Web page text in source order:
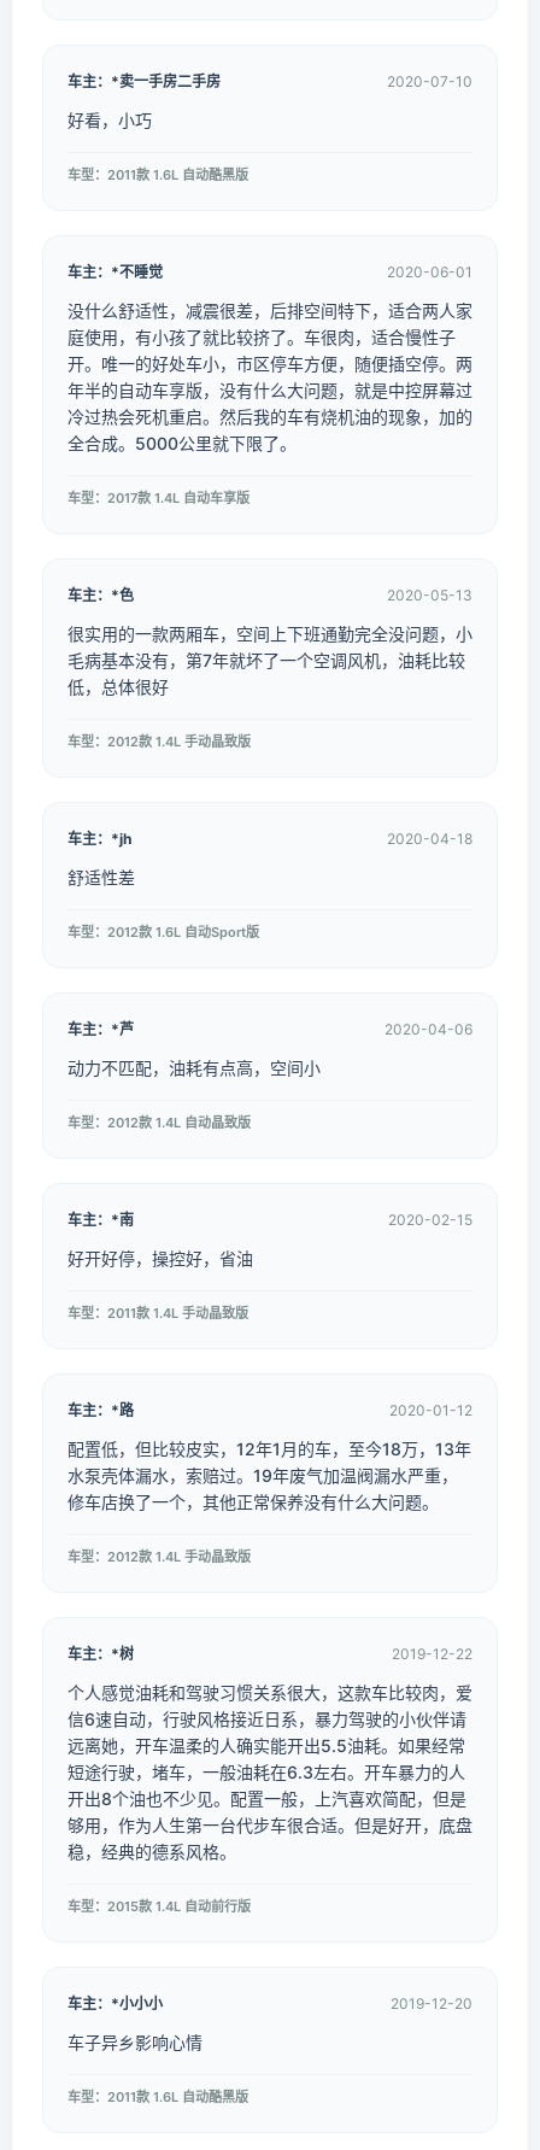
车主：*卖一手房二手房 2020-07-10
好看，小巧
车型：2011款 1.6L 自动酷黑版
车主：*不睡觉 2020-06-01
没什么舒适性，减震很差，后排空间特下，适合两人家
庭使用，有小孩了就比较挤了。车很肉，适合慢性子
开。唯一的好处车小，市区停车方便，随便插空停。两
年半的自动车享版，没有什么大问题，就是中控屏幕过
冷过热会死机重启。然后我的车有烧机油的现象，加的
全合成。5000公里就下限了。
车型：2017款 1.4L 自动车享版
车主：*色 2020-05-13
很实用的一款两厢车，空间上下班通勤完全没问题，小
毛病基本没有，第7年就坏了一个空调风机，油耗比较
低，总体很好
车型：2012款 1.4L 手动晶致版
车主：*jh 2020-04-18
舒适性差
车型：2012款 1.6L 自动Sport版
车主：*芦 2020-04-06
动力不匹配，油耗有点高，空间小
车型：2012款 1.4L 自动晶致版
车主：*南 2020-02-15
好开好停，操控好，省油
车型：2011款 1.4L 手动晶致版
车主：*路 2020-01-12
配置低，但比较皮实，12年1月的车，至今18万，13年
水泵壳体漏水，索赔过。19年废气加温阀漏水严重，
修车店换了一个，其他正常保养没有什么大问题。
车型：2012款 1.4L 手动晶致版
车主：*树 2019-12-22
个人感觉油耗和驾驶习惯关系很大，这款车比较肉，爱
信6速自动，行驶风格接近日系，暴力驾驶的小伙伴请
远离她，开车温柔的人确实能开出5.5油耗。如果经常
短途行驶，堵车，一般油耗在6.3左右。开车暴力的人
开出8个油也不少见。配置一般，上汽喜欢简配，但是
够用，作为人生第一台代步车很合适。但是好开，底盘
稳，经典的德系风格。
车型：2015款 1.4L 自动前行版
车主：*小小小 2019-12-20
车子异乡影响心情
车型：2011款 1.6L 自动酷黑版